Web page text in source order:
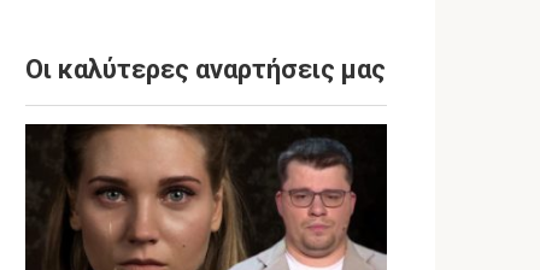
Οι καλύτερες αναρτήσεις μας